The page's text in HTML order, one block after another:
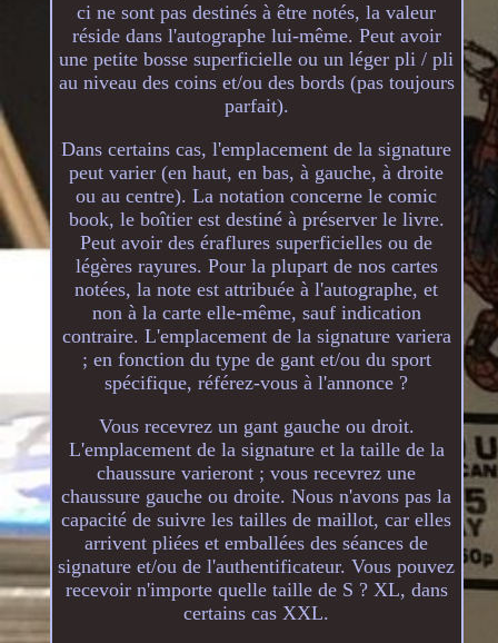
ci ne sont pas destinés à être notés, la valeur
réside dans l'autographe lui-même. Peut avoir
une petite bosse superficielle ou un léger pli / pli
au niveau des coins et/ou des bords (pas toujours
parfait).
Dans certains cas, l'emplacement de la signature
peut varier (en haut, en bas, à gauche, à droite
ou au centre). La notation concerne le comic
book, le boîtier est destiné à préserver le livre.
Peut avoir des éraflures superficielles ou de
légères rayures. Pour la plupart de nos cartes
notées, la note est attribuée à l'autographe, et
non à la carte elle-même, sauf indication
contraire. L'emplacement de la signature variera
; en fonction du type de gant et/ou du sport
spécifique, référez-vous à l'annonce ?
Vous recevrez un gant gauche ou droit.
L'emplacement de la signature et la taille de la
chaussure varieront ; vous recevrez une
chaussure gauche ou droite. Nous n'avons pas la
capacité de suivre les tailles de maillot, car elles
arrivent pliées et emballées des séances de
signature et/ou de l'authentificateur. Vous pouvez
recevoir n'importe quelle taille de S ? XL, dans
certains cas XXL.